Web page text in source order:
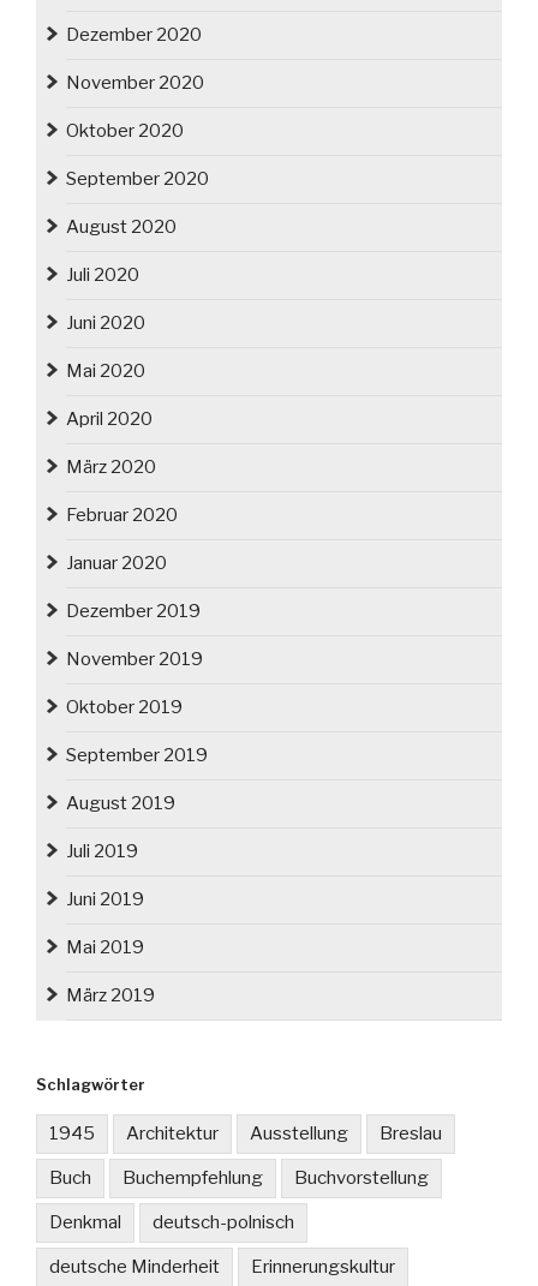
Dezember 2020
November 2020
Oktober 2020
September 2020
August 2020
Juli 2020
Juni 2020
Mai 2020
April 2020
März 2020
Februar 2020
Januar 2020
Dezember 2019
November 2019
Oktober 2019
September 2019
August 2019
Juli 2019
Juni 2019
Mai 2019
März 2019
Schlagwörter
1945 Architektur Ausstellung Breslau
Buch Buchempfehlung Buchvorstellung
Denkmal deutsch-polnisch
deutsche Minderheit Erinnerungskultur